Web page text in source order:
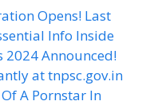
Opens! Last
Info Inside
2024 Announced!
at tnpsc.gov.in
A Pornstar In